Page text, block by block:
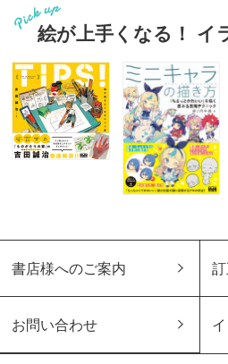
絵が上手くなる！ イ
書店様へのご案内
お問い合わせ